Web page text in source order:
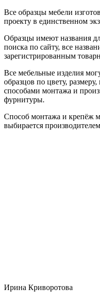
Все образцы мебели
проекту в единственном
Образцы имеют названия
поиска по сайту, все
зарегистрированным
Все мебельные изделия
образцов по цвету,
способами монтажа и
фурнитуры.
Способ монтажа и крепёж
выбирается
Ирина Криворотова